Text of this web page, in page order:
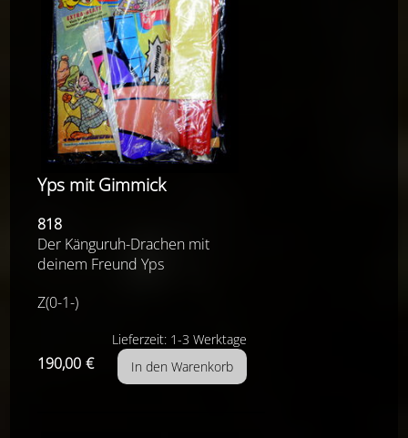
Yps mit Gimmick
818
Der Känguruh-Drachen mit
deinem Freund Yps
Z(0-1-)
Lieferzeit: 1-3 Werktage
190,00 €